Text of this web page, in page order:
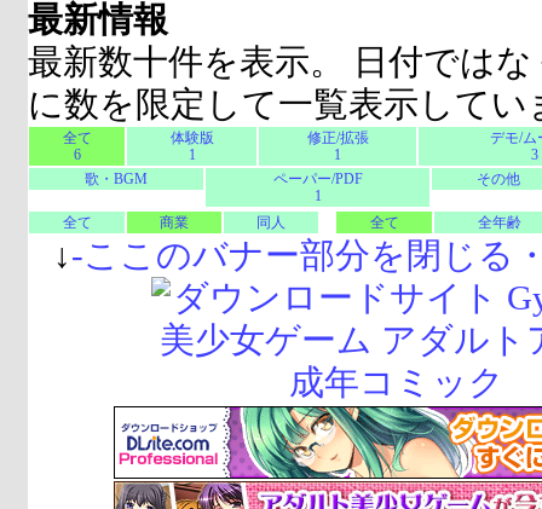
最新情報
最新数十件を表示。 日付では
に数を限定して一覧表示してい
全て
6
体験版
1
修正/拡張
1
デモ/ム
3
歌・BGM
ペーパー/PDF
1
その他
全て 商業 同人 全て 全年齢
↓-ここのバナー部分を閉じる